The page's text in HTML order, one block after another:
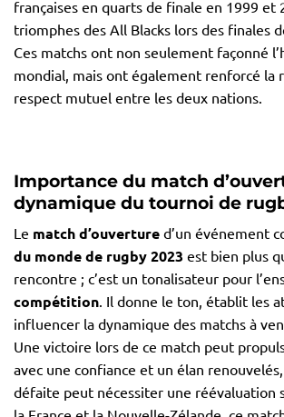
françaises en quarts de finale en 1999 et
triomphes des All Blacks lors des finales
Ces matchs ont non seulement façonné
mondial, mais ont également renforcé la
respect mutuel entre les deux nations.
Importance du match
dynamique du tournoi de
Le match d’ouverture d’un événement
du monde de rugby 2023 est bien plus
rencontre ; c’est un tonalisateur pour
compétition. Il donne le ton, établit les
influencer la dynamique des matchs à
Une victoire lors de ce match peut
avec une confiance et un élan
défaite peut nécessiter une réévaluation